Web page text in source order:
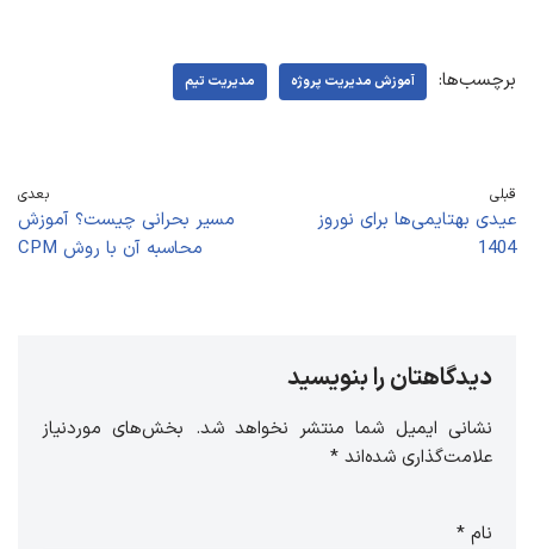
برچسب‌ها: آموزش مدیریت پروژه مدیریت تیم
قبلی
عیدی بهتایمی‌ها برای نوروز
1404
بعدی
مسیر بحرانی چیست؟ آموزش
محاسبه آن با روش CPM
دیدگاهتان را بنویسید
نشانی ایمیل شما منتشر نخواهد شد. بخش‌های موردنیاز
علامت‌گذاری شده‌اند *
نام *